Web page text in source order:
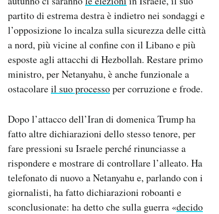
partito di estrema destra è indietro nei sondaggi e
l’opposizione lo incalza sulla sicurezza delle città
a nord, più vicine al confine con il Libano e più
esposte agli attacchi di Hezbollah. Restare primo
ministro, per Netanyahu, è anche funzionale a
ostacolareil suo processoper corruzione e frode.
Dopo l’attacco dell’Iran di domenica Trump ha
fatto altre dichiarazioni dello stesso tenore, per
fare pressioni su Israele perché rinunciasse a
rispondere e mostrare di controllare l’alleato. Ha
telefonato di nuovo a Netanyahu e, parlando con i
giornalisti, ha fatto dichiarazioni roboanti e
sconclusionate: ha detto che sulla guerra «decido